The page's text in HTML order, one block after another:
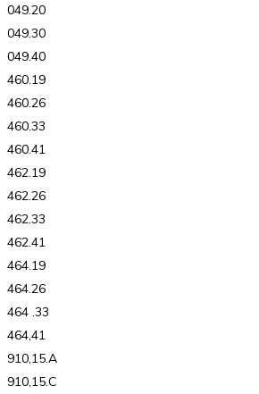
049.20
049.30
049.40
460.19
460.26
460.33
460.41
462.19
462.26
462.33
462.41
464.19
464.26
464 .33
464,41
910,15.A
910,15.C